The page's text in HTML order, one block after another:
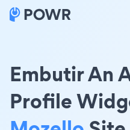
Embutir An
Profile